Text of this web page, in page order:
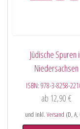
Jüdische Spuren
Niedersachsen
ISBN:978-3-8258-
ab 12,90€
und inkl.Versand (D, A,